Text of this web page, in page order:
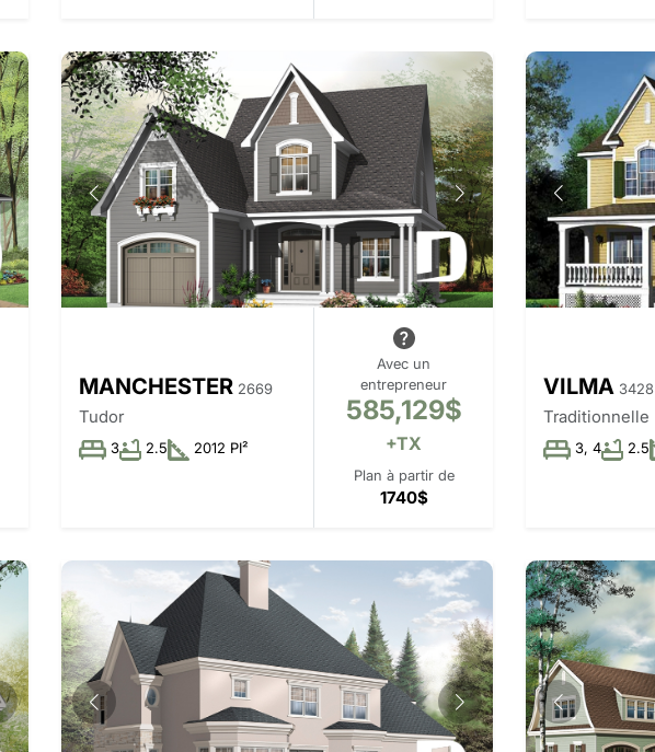
MANCHESTER 2669
Tudor
3 2.5 2012 PI²
Avec un
entrepreneur
585,129$
+TX
Plan à partir de
1740$
VILMA 3428
Traditionnelle
3, 4 2.5